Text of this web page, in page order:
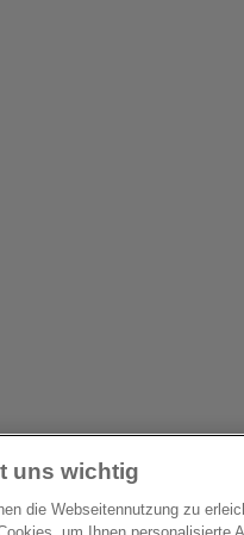
uns wichtig
die Webseitennutzung zu